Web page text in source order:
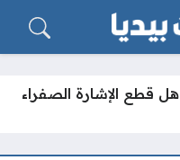
هل قطع الإشارة الصفراء